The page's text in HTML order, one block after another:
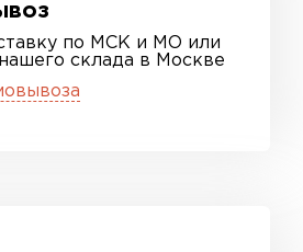
по МСК и МО или
склада в Москве